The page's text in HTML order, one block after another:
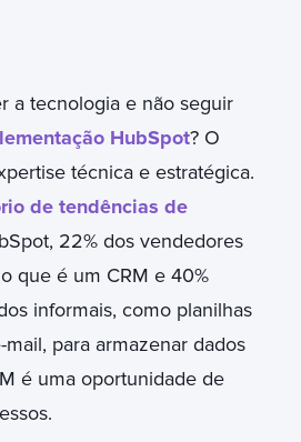
a tecnologia e não seguir
HubSpot? O
técnica e estratégica.
de tendências de
22% dos vendedores
que é um CRM e 40%
informais, como planilhas
para armazenar dados
é uma oportunidade de